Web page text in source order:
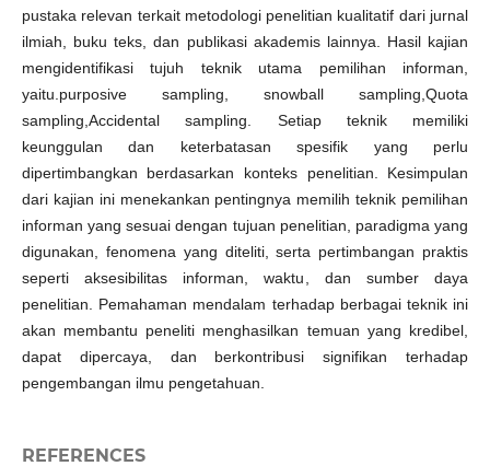
pustaka relevan terkait metodologi penelitian kualitatif dari jurnal
ilmiah, buku teks, dan publikasi akademis lainnya. Hasil kajian
mengidentifikasi tujuh teknik utama pemilihan informan,
yaitu.purposive sampling, snowball sampling,Quota
sampling,Accidental sampling. Setiap teknik memiliki
keunggulan dan keterbatasan spesifik yang perlu
dipertimbangkan berdasarkan konteks penelitian. Kesimpulan
dari kajian ini menekankan pentingnya memilih teknik pemilihan
informan yang sesuai dengan tujuan penelitian, paradigma yang
digunakan, fenomena yang diteliti, serta pertimbangan praktis
seperti aksesibilitas informan, waktu, dan sumber daya
penelitian. Pemahaman mendalam terhadap berbagai teknik ini
akan membantu peneliti menghasilkan temuan yang kredibel,
dapat dipercaya, dan berkontribusi signifikan terhadap
pengembangan ilmu pengetahuan.
REFERENCES